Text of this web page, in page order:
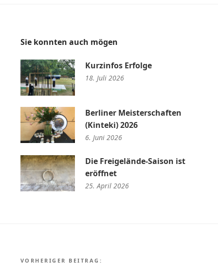
Sie konnten auch mögen
Kurzinfos Erfolge
18. Juli 2026
Berliner Meisterschaften
(Kinteki) 2026
6. Juni 2026
Die Freigelände-Saison ist
eröffnet
25. April 2026
VORHERIGER BEITRAG: